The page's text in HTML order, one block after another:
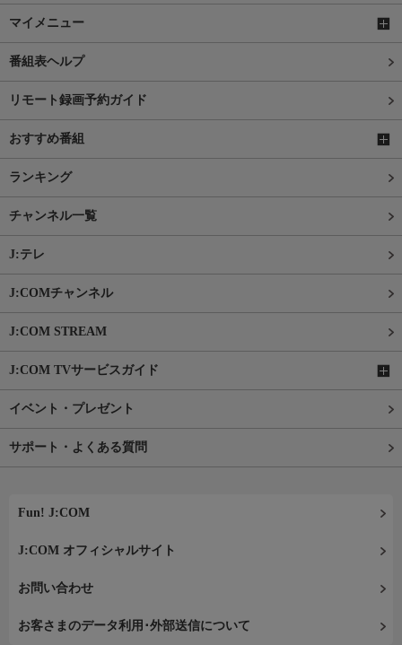
マイメニュー
番組表ヘルプ
リモート録画予約ガイド
おすすめ番組
ランキング
チャンネル一覧
J:テレ
J:COMチャンネル
J:COM STREAM
J:COM TVサービスガイド
イベント・プレゼント
サポート・よくある質問
Fun! J:COM
J:COM オフィシャルサイト
お問い合わせ
お客さまのデータ利用･外部送信について